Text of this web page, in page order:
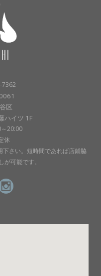
7362
区
ハイツ 1F
20:00
休
さい。短時間であれば店鋪脇
可能です。